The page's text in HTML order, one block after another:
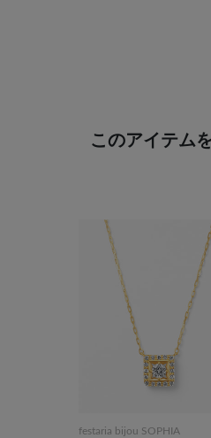
このアイテム
festaria bijou SOPHIA